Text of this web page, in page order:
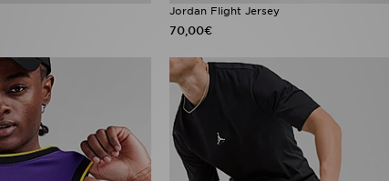
Jordan Flight Jersey
70,00€